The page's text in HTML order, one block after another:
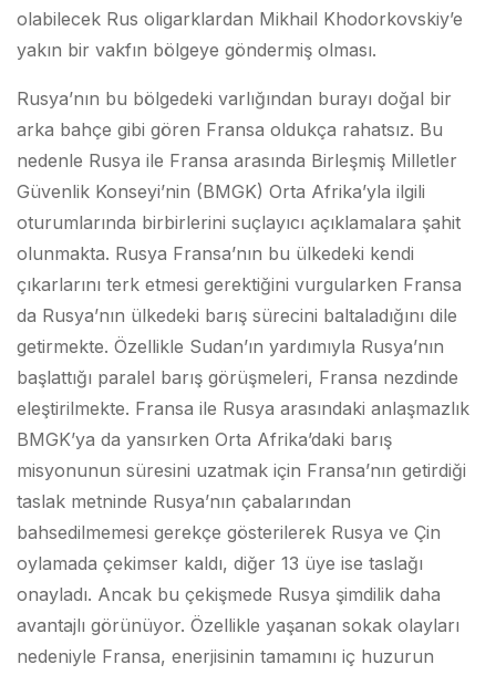
olabilecek Rus oligarklardan Mikhail Khodorkovskiy’e
yakın bir vakfın bölgeye göndermiş olması.
Rusya’nın bu bölgedeki varlığından burayı doğal bir
arka bahçe gibi gören Fransa oldukça rahatsız. Bu
nedenle Rusya ile Fransa arasında Birleşmiş Milletler
Güvenlik Konseyi’nin (BMGK) Orta Afrika’yla ilgili
oturumlarında birbirlerini suçlayıcı açıklamalara şahit
olunmakta. Rusya Fransa’nın bu ülkedeki kendi
çıkarlarını terk etmesi gerektiğini vurgularken Fransa
da Rusya’nın ülkedeki barış sürecini baltaladığını dile
getirmekte. Özellikle Sudan’ın yardımıyla Rusya’nın
başlattığı paralel barış görüşmeleri, Fransa nezdinde
eleştirilmekte. Fransa ile Rusya arasındaki anlaşmazlık
BMGK’ya da yansırken Orta Afrika’daki barış
misyonunun süresini uzatmak için Fransa’nın getirdiği
taslak metninde Rusya’nın çabalarından
bahsedilmemesi gerekçe gösterilerek Rusya ve Çin
oylamada çekimser kaldı, diğer 13 üye ise taslağı
onayladı. Ancak bu çekişmede Rusya şimdilik daha
avantajlı görünüyor. Özellikle yaşanan sokak olayları
nedeniyle Fransa, enerjisinin tamamını iç huzurun